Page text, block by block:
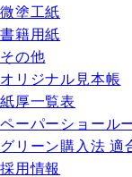
微塗工紙
書籍用紙
その他
オリジナル見本帳
紙厚一覧表
ペーパーショール
グリーン購入法 適
採用情報